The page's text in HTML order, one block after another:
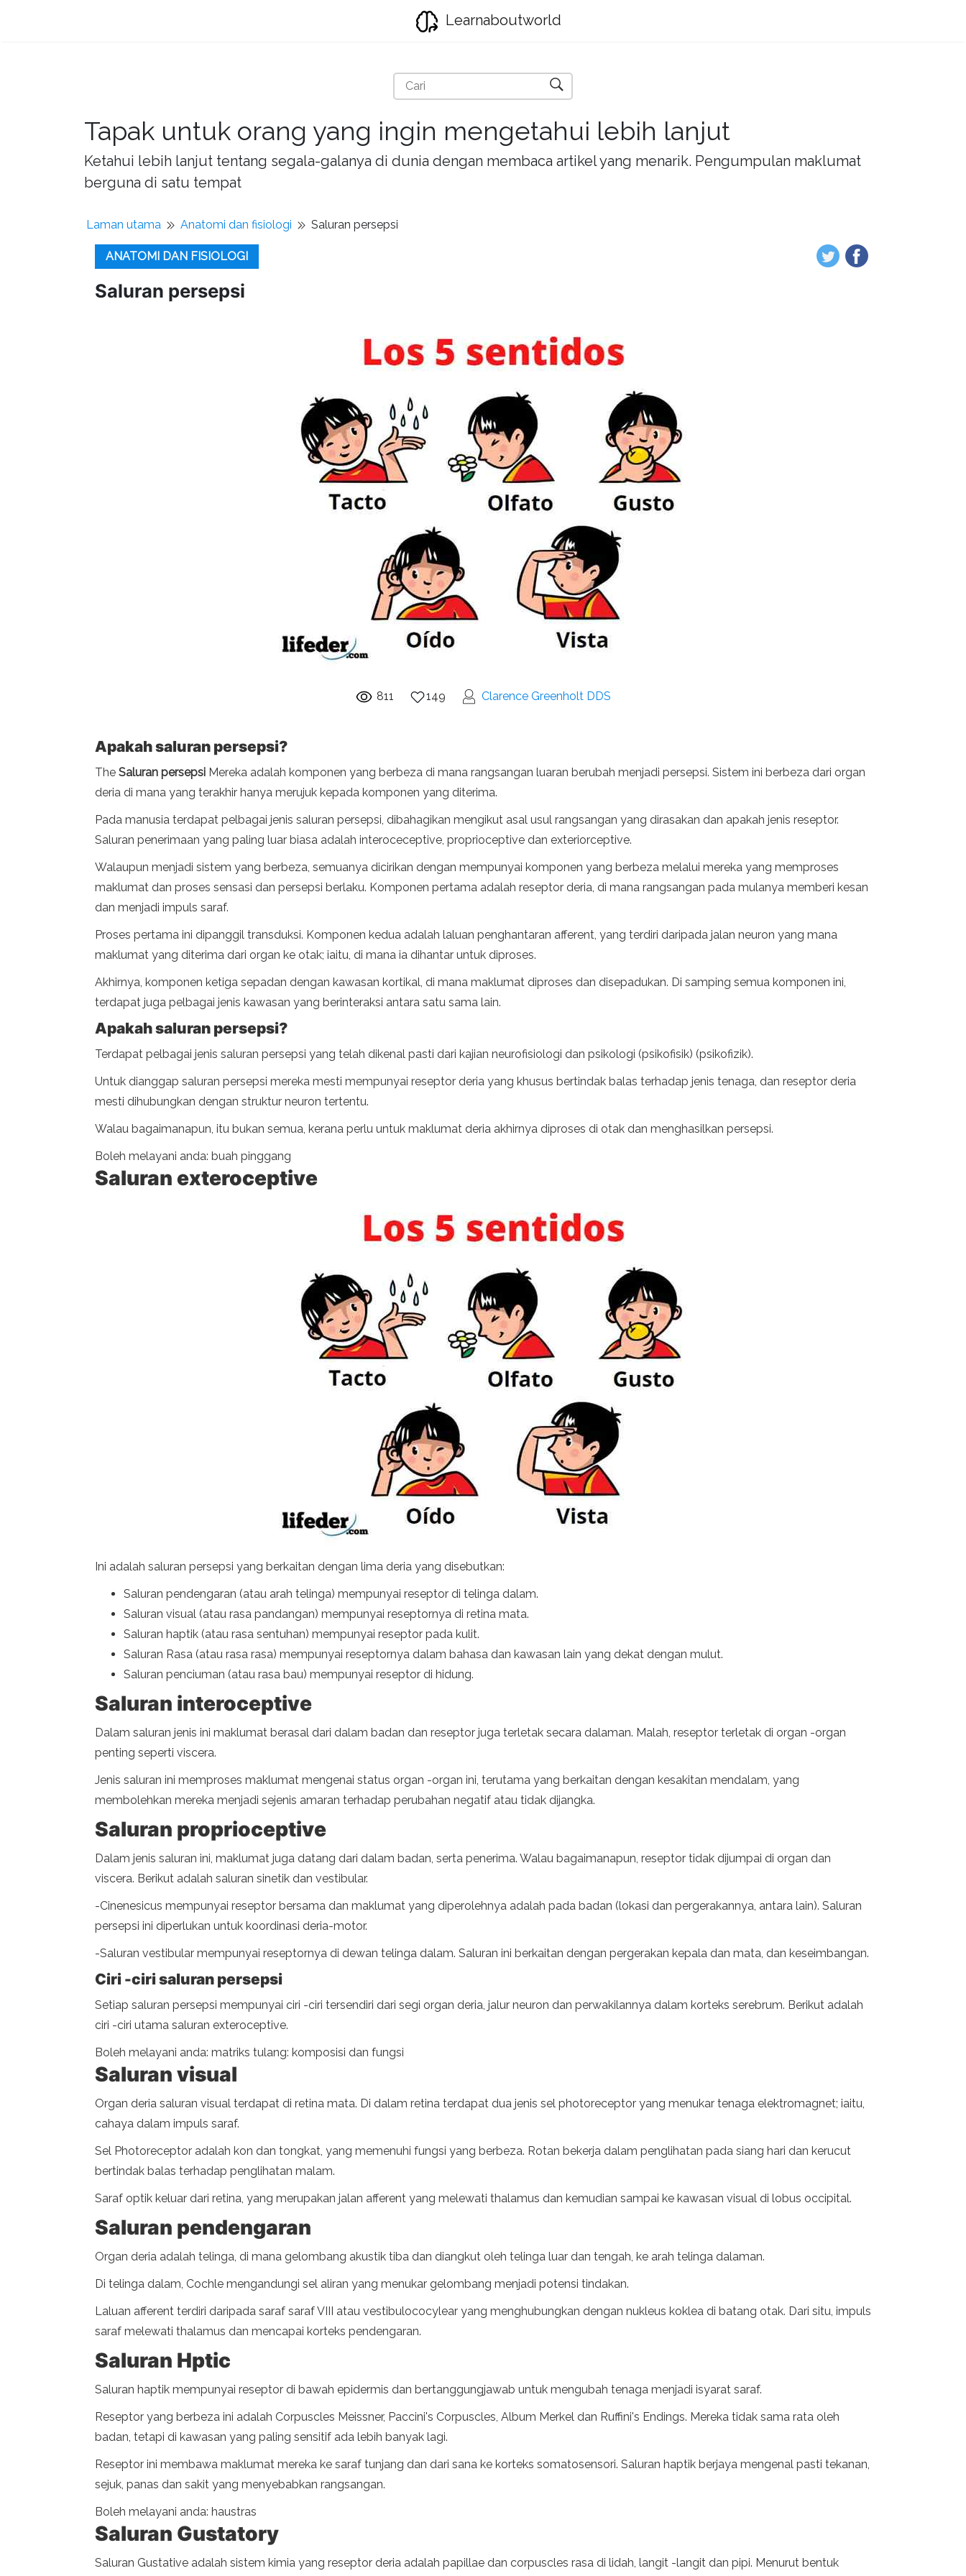
Learnaboutworld
Tapak untuk orang yang ingin mengetahui lebih lanjut
Ketahui lebih lanjut tentang segala-galanya di dunia dengan membaca artikel yang menarik. Pengumpulan maklumat
berguna di satu tempat
Laman utama Anatomi dan fisiologi Saluran persepsi
ANATOMI DAN FISIOLOGI
Saluran persepsi
811 149 Clarence Greenholt DDS
Apakah saluran persepsi?
The Saluran persepsi Mereka adalah komponen yang berbeza di mana rangsangan luaran berubah menjadi persepsi. Sistem ini berbeza dari organ
deria di mana yang terakhir hanya merujuk kepada komponen yang diterima.
Pada manusia terdapat pelbagai jenis saluran persepsi, dibahagikan mengikut asal usul rangsangan yang dirasakan dan apakah jenis reseptor.
Saluran penerimaan yang paling luar biasa adalah interoceceptive, proprioceptive dan exteriorceptive.
Walaupun menjadi sistem yang berbeza, semuanya dicirikan dengan mempunyai komponen yang berbeza melalui mereka yang memproses
maklumat dan proses sensasi dan persepsi berlaku. Komponen pertama adalah reseptor deria, di mana rangsangan pada mulanya memberi kesan
dan menjadi impuls saraf.
Proses pertama ini dipanggil transduksi. Komponen kedua adalah laluan penghantaran afferent, yang terdiri daripada jalan neuron yang mana
maklumat yang diterima dari organ ke otak; iaitu, di mana ia dihantar untuk diproses.
Akhirnya, komponen ketiga sepadan dengan kawasan kortikal, di mana maklumat diproses dan disepadukan. Di samping semua komponen ini,
terdapat juga pelbagai jenis kawasan yang berinteraksi antara satu sama lain.
Apakah saluran persepsi?
Terdapat pelbagai jenis saluran persepsi yang telah dikenal pasti dari kajian neurofisiologi dan psikologi (psikofisik) (psikofizik).
Untuk dianggap saluran persepsi mereka mesti mempunyai reseptor deria yang khusus bertindak balas terhadap jenis tenaga, dan reseptor deria
mesti dihubungkan dengan struktur neuron tertentu.
Walau bagaimanapun, itu bukan semua, kerana perlu untuk maklumat deria akhirnya diproses di otak dan menghasilkan persepsi.
Boleh melayani anda: buah pinggang
Saluran exteroceptive
Ini adalah saluran persepsi yang berkaitan dengan lima deria yang disebutkan:
Saluran pendengaran (atau arah telinga) mempunyai reseptor di telinga dalam.
Saluran visual (atau rasa pandangan) mempunyai reseptornya di retina mata.
Saluran haptik (atau rasa sentuhan) mempunyai reseptor pada kulit.
Saluran Rasa (atau rasa rasa) mempunyai reseptornya dalam bahasa dan kawasan lain yang dekat dengan mulut.
Saluran penciuman (atau rasa bau) mempunyai reseptor di hidung.
Saluran interoceptive
Dalam saluran jenis ini maklumat berasal dari dalam badan dan reseptor juga terletak secara dalaman. Malah, reseptor terletak di organ -organ
penting seperti viscera.
Jenis saluran ini memproses maklumat mengenai status organ -organ ini, terutama yang berkaitan dengan kesakitan mendalam, yang
membolehkan mereka menjadi sejenis amaran terhadap perubahan negatif atau tidak dijangka.
Saluran proprioceptive
Dalam jenis saluran ini, maklumat juga datang dari dalam badan, serta penerima. Walau bagaimanapun, reseptor tidak dijumpai di organ dan
viscera. Berikut adalah saluran sinetik dan vestibular.
-Cinenesicus mempunyai reseptor bersama dan maklumat yang diperolehnya adalah pada badan (lokasi dan pergerakannya, antara lain). Saluran
persepsi ini diperlukan untuk koordinasi deria-motor.
-Saluran vestibular mempunyai reseptornya di dewan telinga dalam. Saluran ini berkaitan dengan pergerakan kepala dan mata, dan keseimbangan.
Ciri -ciri saluran persepsi
Setiap saluran persepsi mempunyai ciri -ciri tersendiri dari segi organ deria, jalur neuron dan perwakilannya dalam korteks serebrum. Berikut adalah
ciri -ciri utama saluran exteroceptive.
Boleh melayani anda: matriks tulang: komposisi dan fungsi
Saluran visual
Organ deria saluran visual terdapat di retina mata. Di dalam retina terdapat dua jenis sel photoreceptor yang menukar tenaga elektromagnet; iaitu,
cahaya dalam impuls saraf.
Sel Photoreceptor adalah kon dan tongkat, yang memenuhi fungsi yang berbeza. Rotan bekerja dalam penglihatan pada siang hari dan kerucut
bertindak balas terhadap penglihatan malam.
Saraf optik keluar dari retina, yang merupakan jalan afferent yang melewati thalamus dan kemudian sampai ke kawasan visual di lobus occipital.
Saluran pendengaran
Organ deria adalah telinga, di mana gelombang akustik tiba dan diangkut oleh telinga luar dan tengah, ke arah telinga dalaman.
Di telinga dalam, Cochle mengandungi sel aliran yang menukar gelombang menjadi potensi tindakan.
Laluan afferent terdiri daripada saraf saraf VIII atau vestibulococylear yang menghubungkan dengan nukleus koklea di batang otak. Dari situ, impuls
saraf melewati thalamus dan mencapai korteks pendengaran.
Saluran Hptic
Saluran haptik mempunyai reseptor di bawah epidermis dan bertanggungjawab untuk mengubah tenaga menjadi isyarat saraf.
Reseptor yang berbeza ini adalah Corpuscles Meissner, Paccini's Corpuscles, Album Merkel dan Ruffini's Endings. Mereka tidak sama rata oleh
badan, tetapi di kawasan yang paling sensitif ada lebih banyak lagi.
Reseptor ini membawa maklumat mereka ke saraf tunjang dan dari sana ke korteks somatosensori. Saluran haptik berjaya mengenal pasti tekanan,
sejuk, panas dan sakit yang menyebabkan rangsangan.
Boleh melayani anda: haustras
Saluran Gustatory
Saluran Gustative adalah sistem kimia yang reseptor deria adalah papillae dan corpuscles rasa di lidah, langit -langit dan pipi. Menurut bentuk